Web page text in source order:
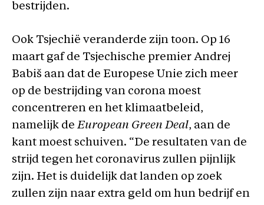
bestrijden.
Ook Tsjechië veranderde zijn toon. Op 16
maart gaf de Tsjechische premier Andrej
Babiš aan dat de Europese Unie zich meer
op de bestrijding van corona moest
concentreren en het klimaatbeleid,
namelijk deEuropean Green Deal, aan de
kant moest schuiven. “De resultaten van de
strijd tegen het coronavirus zullen pijnlijk
zijn. Het is duidelijk dat landen op zoek
zullen zijn naar extra geld om hun bedrijf en